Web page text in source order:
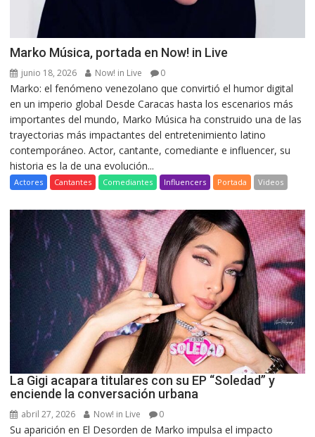
Marko Música, portada en Now! in Live
junio 18, 2026 Now! in Live 0
Marko: el fenómeno venezolano que convirtió el humor digital
en un imperio global Desde Caracas hasta los escenarios más
importantes del mundo, Marko Música ha construido una de las
trayectorias más impactantes del entretenimiento latino
contemporáneo. Actor, cantante, comediante e influencer, su
historia es la de una evolución...
Actores Cantantes Comediantes Influencers Portada Videos
La Gigi acapara titulares con su EP “Soledad” y
enciende la conversación urbana
abril 27, 2026 Now! in Live 0
Su aparición en El Desorden de Marko impulsa el impacto